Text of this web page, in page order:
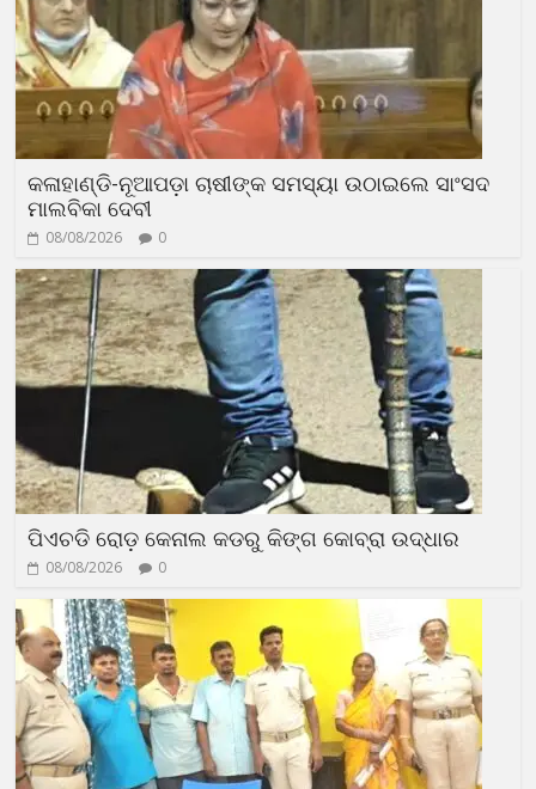
କଳାହାଣ୍ଡି-ନୂଆପଡ଼ା ଚାଷୀଙ୍କ ସମସ୍ୟା ଉଠାଇଲେ ସାଂସଦ
ମାଲବିକା ଦେବୀ
08/08/2026 0
ପିଏଚଡି ରୋଡ଼ କେନାଲ କଡରୁ କିଙ୍ଗ କୋବ୍ରା ଉଦ୍ଧାର
08/08/2026 0